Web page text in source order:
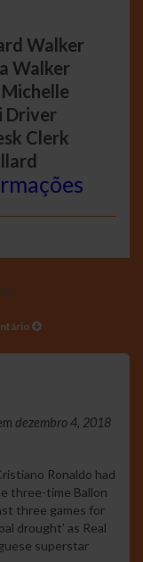
Walker
Walker
Driver
Clerk
dezembro 4, 2018
Ronaldo had
three-time Ballon
three games for
drought’ as Real
superstar